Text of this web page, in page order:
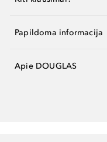
Papildoma informacija
Apie DOUGLAS